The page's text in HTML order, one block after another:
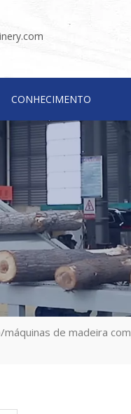
CONHECIMENTO
de madeira